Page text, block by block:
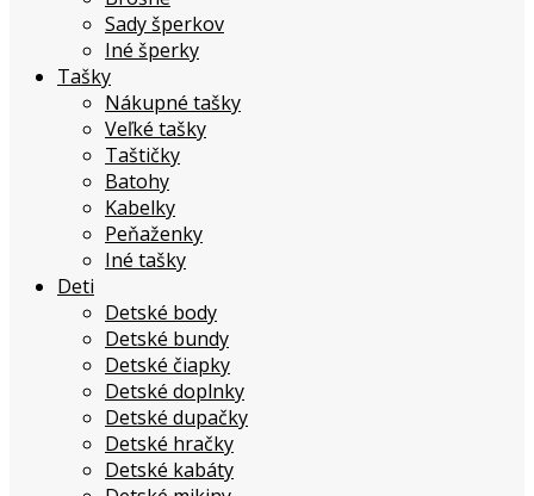
Sady šperkov
Iné šperky
Tašky
Nákupné tašky
Veľké tašky
Taštičky
Batohy
Kabelky
Peňaženky
Iné tašky
Deti
Detské body
Detské bundy
Detské čiapky
Detské doplnky
Detské dupačky
Detské hračky
Detské kabáty